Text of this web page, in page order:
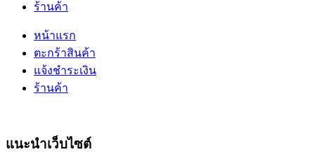
ร้านค้า
หน้าแรก
ตะกร้าสินค้า
แจ้งชำระเงิน
ร้านค้า
แนะนำเว็บไซต์